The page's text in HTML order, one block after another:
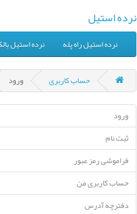
نرده استیل
نرده استیل راه پله نرده استیل
حساب کاربری ورود
ورود
ثبت نام
فراموشی رمز عبور
حساب کاربری من
دفترچه آدرس